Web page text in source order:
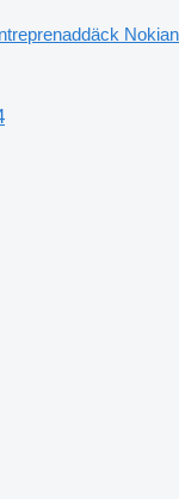
Nokian